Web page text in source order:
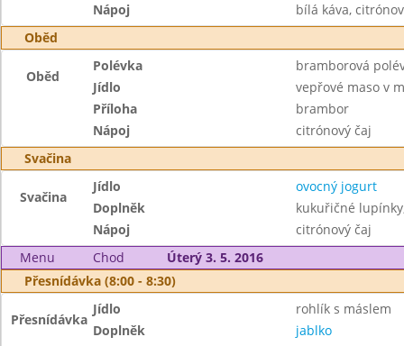
Nápoj
bílá káva,
Oběd
Oběd
Polévka
bramborová
Jídlo
vepřové maso v
Příloha
brambor
Nápoj
citrónový čaj
Svačina
Svačina
Jídlo
ovocný jogurt
Doplněk
kukuřičné
Nápoj
citrónový čaj
Menu
Chod
Úterý 3. 5. 2016
Přesnídávka (8:00 - 8:30)
Přesnídávka
Jídlo
rohlík s máslem
Doplněk
jablko